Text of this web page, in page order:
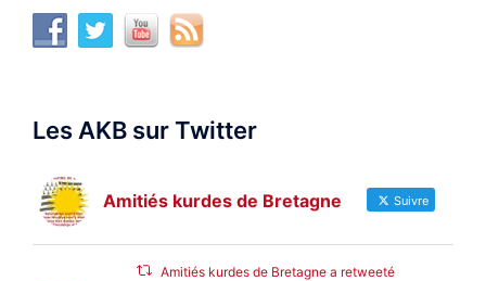
Les AKB sur Twitter
Amitiés kurdes de Bretagne Suivre
Amitiés kurdes de Bretagne a retweeté